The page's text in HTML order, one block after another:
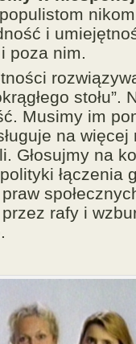
i
poza nim.
stołu”.
Musimy im
na więcej
Głosujmy na
łączenia
rafy i